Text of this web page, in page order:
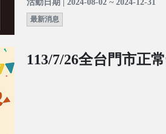
活動日期 | 2024-08-02 ~ 2024-12-31
最新消息
113/7/26全台門市正